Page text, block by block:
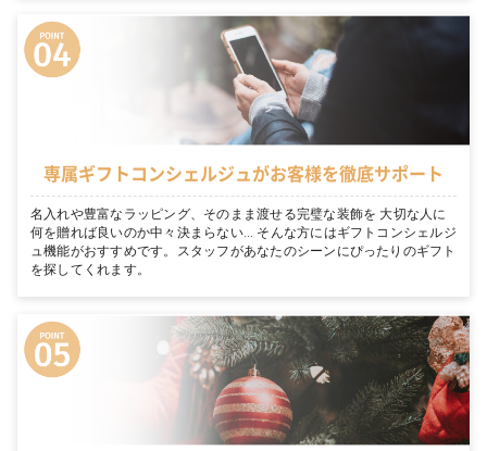
専属ギフトコンシェルジュがお客様を徹底サポート
名入れや豊富なラッピング、そのまま渡せる完璧な装飾を 大切な人に
何を贈れば良いのか中々決まらない… そんな方にはギフトコンシェルジ
ュ機能がおすすめです。スタッフがあなたのシーンにぴったりのギフト
を探してくれます。